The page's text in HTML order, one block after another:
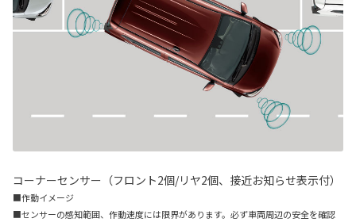
コーナーセンサー（フロント2個/リヤ2個、接近お知らせ表示付）
■作動イメージ
■センサーの感知範囲、作動速度には限界があります。必ず車両周辺の安全を確認